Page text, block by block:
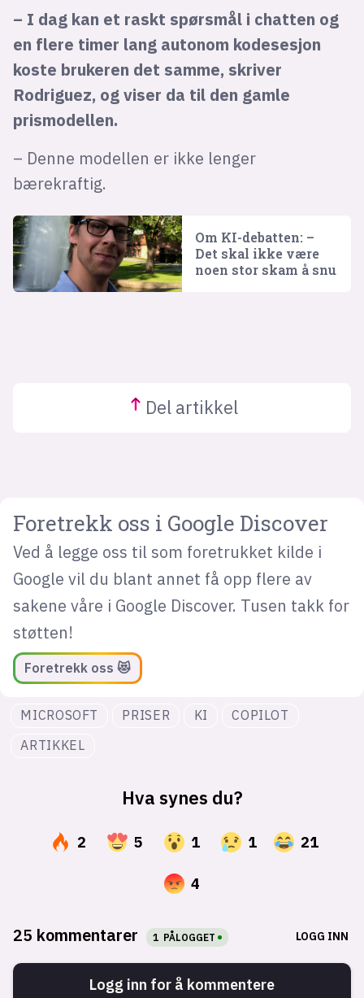
– I dag kan et raskt spørsmål i chatten og
en flere timer lang autonom kodesesjon
koste brukeren det samme, skriver
Rodriguez, og viser da til den gamle
prismodellen.
– Denne modellen er ikke lenger
bærekraftig.
Om KI-debatten: –
Det skal ikke være
noen stor skam å snu
Del artikkel
Foretrekk oss i Google Discover
Ved å legge oss til som foretrukket kilde i
Google vil du blant annet få opp flere av
sakene våre i Google Discover. Tusen takk for
støtten!
Foretrekk oss 😻
MICROSOFT PRISER KI
COPILOT
ARTIKKEL